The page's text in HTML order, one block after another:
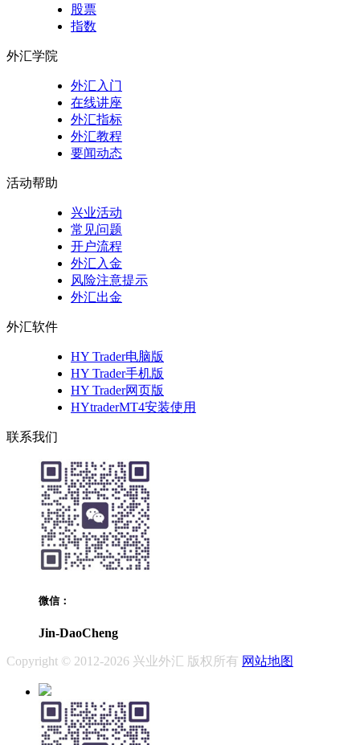
股票
指数
外汇学院
外汇入门
在线讲座
外汇指标
外汇教程
要闻动态
活动帮助
兴业活动
常见问题
开户流程
外汇入金
风险注意提示
外汇出金
外汇软件
HY Trader电脑版
HY Trader手机版
HY Trader网页版
HYtraderMT4安装使用
联系我们
微信：
Jin-DaoCheng
Copyright © 2012-2026 兴业外汇 版权所有 网站地图